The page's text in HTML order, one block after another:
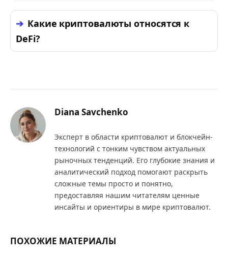
Какие криптовалюты относятся к
DeFi?
Diana Savchenko
Эксперт в области криптовалют и блокчейн-
технологий с тонким чувством актуальных
рыночных тенденций. Его глубокие знания и
аналитический подход помогают раскрыть
сложные темы просто и понятно,
предоставляя нашим читателям ценные
инсайты и ориентиры в мире криптовалют.
ПОХОЖИЕ МАТЕРИАЛЫ